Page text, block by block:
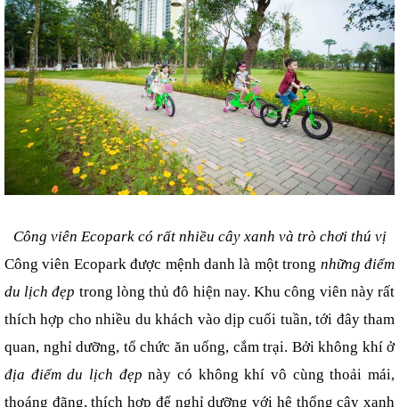
Công viên Ecopark có rất nhiều cây xanh và trò chơi thú vị
Công viên Ecopark được mệnh danh là một trong những điểm
du lịch đẹp trong lòng thủ đô hiện nay. Khu công viên này rất
thích hợp cho nhiều du khách vào dịp cuối tuần, tới đây tham
quan, nghỉ dưỡng, tổ chức ăn uống, cắm trại. Bởi không khí ở
địa điểm du lịch đẹp này có không khí vô cùng thoải mái,
thoáng đãng, thích hợp để nghỉ dưỡng với hệ thống cây xanh